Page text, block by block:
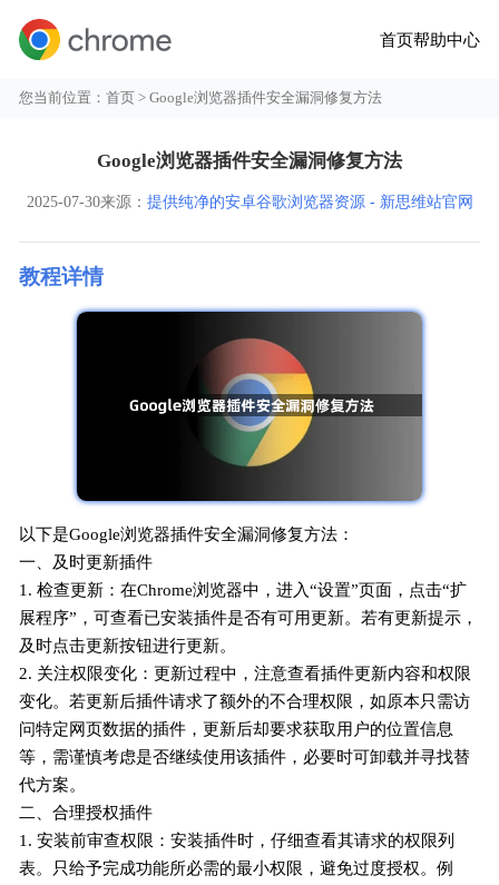
首页帮助中心
您当前位置：首页 > Google浏览器插件安全漏洞修复方法
Google浏览器插件安全漏洞修复方法
2025-07-30来源： 提供纯净的安卓谷歌浏览器资源 - 新思维站官网
教程详情
以下是Google浏览器插件安全漏洞修复方法：
一、及时更新插件
1. 检查更新：在Chrome浏览器中，进入“设置”页面，点击“扩
展程序”，可查看已安装插件是否有可用更新。若有更新提示，
及时点击更新按钮进行更新。
2. 关注权限变化：更新过程中，注意查看插件更新内容和权限
变化。若更新后插件请求了额外的不合理权限，如原本只需访
问特定网页数据的插件，更新后却要求获取用户的位置信息
等，需谨慎考虑是否继续使用该插件，必要时可卸载并寻找替
代方案。
二、合理授权插件
1. 安装前审查权限：安装插件时，仔细查看其请求的权限列
表。只给予完成功能所必需的最小权限，避免过度授权。例